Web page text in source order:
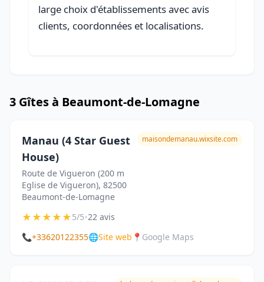
large choix d'établissements avec avis
clients, coordonnées et localisations.
3 Gîtes à Beaumont-de-Lomagne
Manau (4 Star Guest
House)
Route de Vigueron (200 m
Eglise de Vigueron), 82500
Beaumont-de-Lomagne
maisondemanau.wixsite.com
★★★★★5/5•22 avis
📞+33620122355🌐Site web 📍 Google Maps